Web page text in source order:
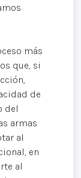
más
que, si
de
del
armas
al
en
al